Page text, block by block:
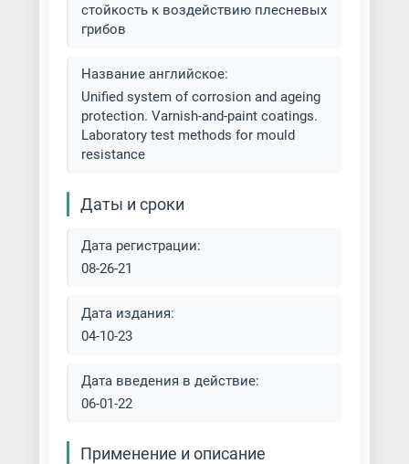
Покраска металлоконструкций
Покраска обливом и окунанием
Покраска ограждений
Покраска по ржавчине
Покраска резиновыми красками
Покраска электростатическим
распылением
красками
Полимерная покраска
Порошковая окраска
стойкость к воздействию плесневых
грибов
Название английское:
Unified system of corrosion and ageing
protection. Varnish-and-paint coatings.
Laboratory test methods for mould
resistance
Даты и сроки
Дата регистрации:
08-26-21
Дата издания:
04-10-23
Дата введения в действие:
06-01-22
Применение и описание